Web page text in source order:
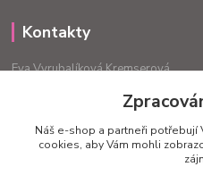
Kontakty
Eva Vyrubalíková Kremserová
info.radost@email.cz
Náš e-shop a partneři potřebují
cookies, aby Vám mohli